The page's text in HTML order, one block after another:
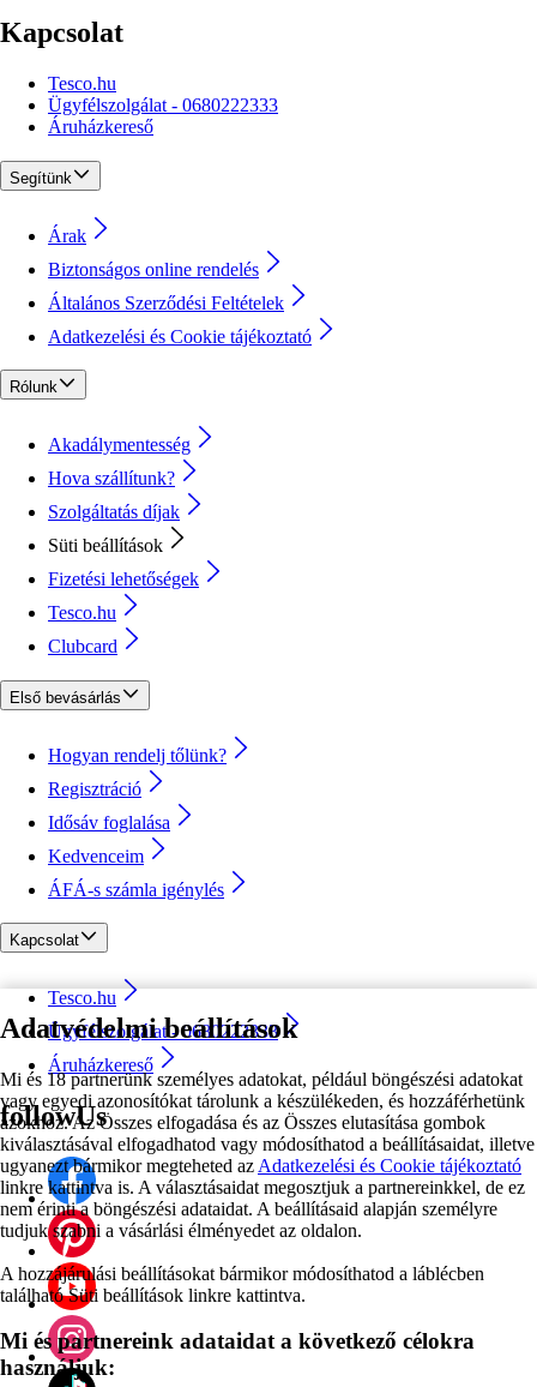
Adatvédelmi beállítások
Mi és 18 partnerünk személyes adatokat, például böngészési adatokat
vagy egyedi azonosítókat tárolunk a készülékeden, és hozzáférhetünk
azokhoz. Az Összes elfogadása és az Összes elutasítása gombok
kiválasztásával elfogadhatod vagy módosíthatod a beállításaidat, illetve
ugyanezt bármikor megteheted az Adatkezelési és Cookie tájékoztató
linkre kattintva is. A választásaidat megosztjuk a partnereinkkel, de ez
nem érinti a böngészési adataidat. A beállításaid alapján személyre
tudjuk szabni a vásárlási élményedet az oldalon.
A hozzájárulási beállításokat bármikor módosíthatod a láblécben
található Süti beállítások linkre kattintva.
Mi és partnereink adataidat a következő célokra
használjuk:
Kapcsolat
Tesco.hu
Ügyfélszolgálat - 0680222333
Áruházkereső
Segítünk
Árak
Biztonságos online rendelés
Általános Szerződési Feltételek
Adatkezelési és Cookie tájékoztató
Rólunk
Akadálymentesség
Hova szállítunk?
Szolgáltatás díjak
Süti beállítások
Fizetési lehetőségek
Tesco.hu
Clubcard
Első bevásárlás
Hogyan rendelj tőlünk?
Regisztráció
Idősáv foglalása
Kedvenceim
ÁFÁ-s számla igénylés
Kapcsolat
Tesco.hu
Ügyfélszolgálat - 0680222333
Áruházkereső
followUs